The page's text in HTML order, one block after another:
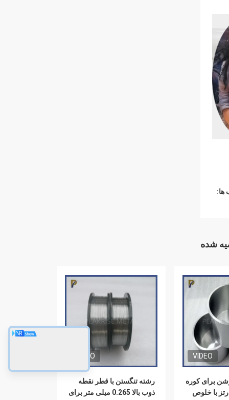
ها:
شده
VIDEO
رشته تنگستن با قطر نقطه
ذوب بالا 0.265 میلی متر برای
VIDEO
برای کوره
با خلوص